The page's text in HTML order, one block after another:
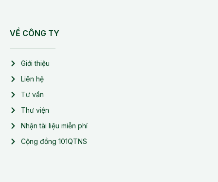
VỀ CÔNG TY
Giới thiệu
Liên hệ
Tư vấn
Thư viện
Nhận tài liệu miễn phí
Cộng đồng 101QTNS